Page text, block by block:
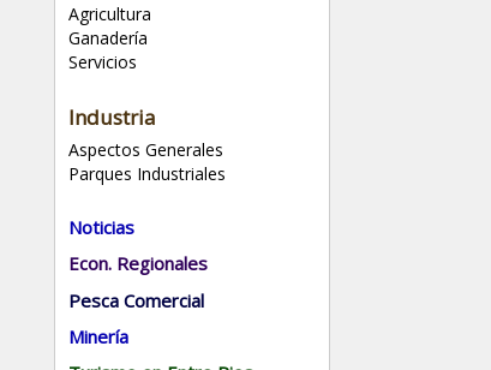
Agricultura
Ganadería
Servicios
Industria
Aspectos Generales
Parques Industriales
Noticias
Econ. Regionales
Pesca Comercial
Minería